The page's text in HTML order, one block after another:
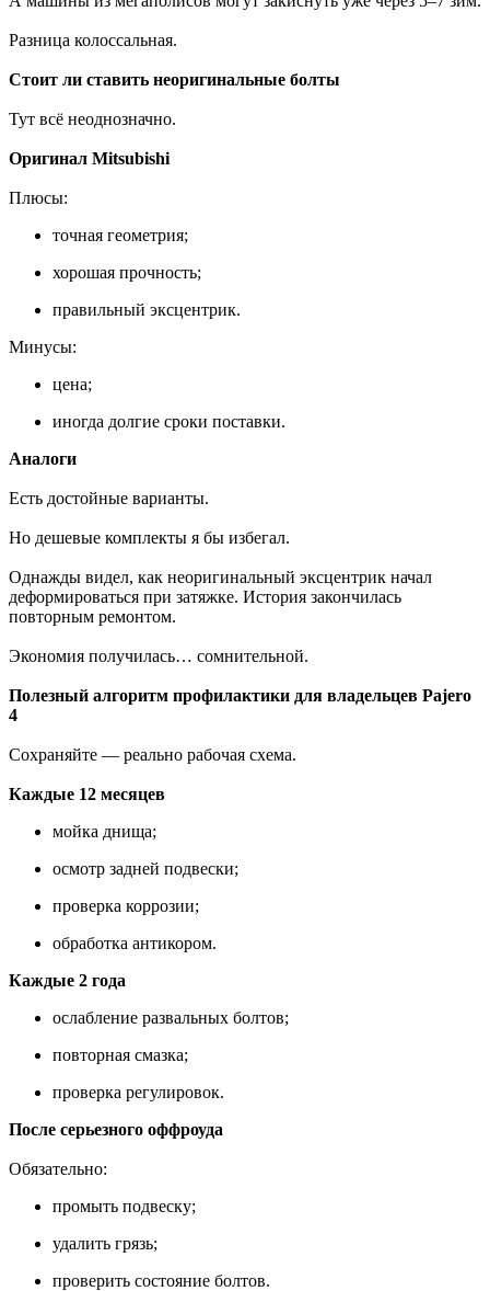
Разница колоссальная.
Стоит ли ставить неоригинальные болты
Тут всё неоднозначно.
Оригинал Mitsubishi
Плюсы:
точная геометрия;
хорошая прочность;
правильный эксцентрик.
Минусы:
цена;
иногда долгие сроки поставки.
Аналоги
Есть достойные варианты.
Но дешевые комплекты я бы избегал.
Однажды видел, как неоригинальный эксцентрик начал
деформироваться при затяжке. История закончилась
повторным ремонтом.
Экономия получилась… сомнительной.
Полезный алгоритм профилактики для владельцев Pajero
4
Сохраняйте — реально рабочая схема.
Каждые 12 месяцев
мойка днища;
осмотр задней подвески;
проверка коррозии;
обработка антикором.
Каждые 2 года
ослабление развальных болтов;
повторная смазка;
проверка регулировок.
После серьезного оффроуда
Обязательно:
промыть подвеску;
удалить грязь;
проверить состояние болтов.